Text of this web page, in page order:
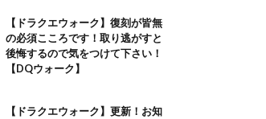
【ドラクエウォーク】復刻が皆無
の必須こころです！取り逃がすと
後悔するので気をつけて下さい！
【DQウォーク】
【ドラクエウォーク】更新！お知